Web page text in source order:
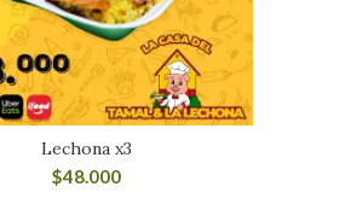
Lechona x3
$48.000